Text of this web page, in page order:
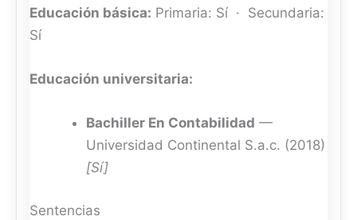
Educación básica: Primaria: Sí · Secundaria:
Sí
Educación universitaria:
Bachiller En Contabilidad —
Universidad Continental S.a.c. (2018)
[Sí]
Sentencias